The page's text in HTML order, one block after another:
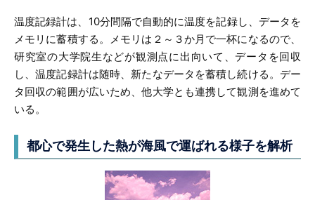
温度記録計は、10分間隔で自動的に温度を記録し、データを
メモリに蓄積する。メモリは２～３か月で一杯になるので、
研究室の大学院生などが観測点に出向いて、データを回収
し、温度記録計は随時、新たなデータを蓄積し続ける。デー
タ回収の範囲が広いため、他大学とも連携して観測を進めて
いる。
都心で発生した熱が海風で運ばれる様子を解析